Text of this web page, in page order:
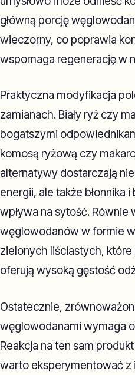
główną porcję
wieczorny, co poprawia
wspomaga regenerację w
Praktyczna modyfikacja
zamianach. Biały ryż czy
bogatszymi
komosą ryżową czy
alternatywy dostarczają
energii, ale także błonnika i
wpływa na sytość. Równie
węglowodanów w formie
zielonych liściastych,
oferują wysoką gęstość
Ostatecznie,
węglowodanami wymaga
Reakcja na ten sam
warto eksperymentować z